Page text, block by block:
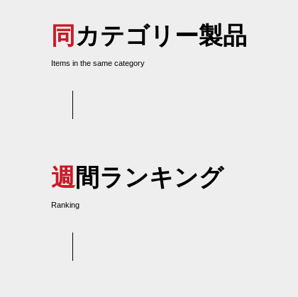
同カテゴリー製品
Items in the same category
週間ランキング
Ranking